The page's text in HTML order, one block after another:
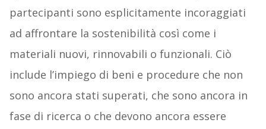
partecipanti sono esplicitamente incoraggiati
ad affrontare la sostenibilità così come i
materiali nuovi, rinnovabili o funzionali. Ciò
include l’impiego di beni e procedure che non
sono ancora stati superati, che sono ancora in
fase di ricerca o che devono ancora essere